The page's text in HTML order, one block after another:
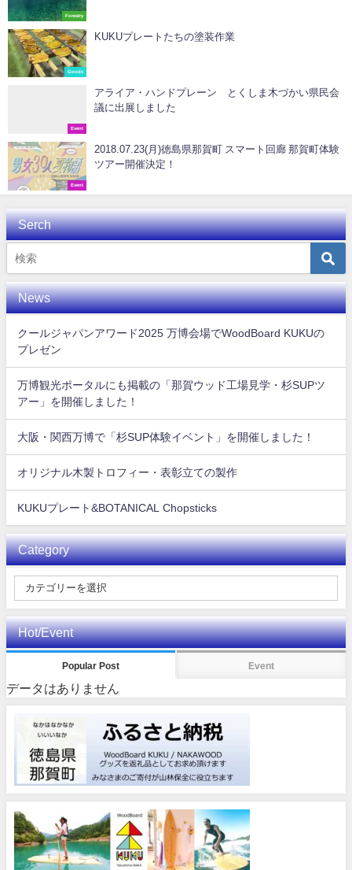
Forestry
Goods
KUKUプレートたちの塗装作業
Event
アライア・ハンドプレーン とくしま木づかい県民会
議に出展しました
Event
2018.07.23(月)徳島県那賀町 スマート回廊 那賀町体験
ツアー開催決定！
Serch
News
クールジャパンアワード2025 万博会場でWoodBoard KUKUの
プレゼン
万博観光ポータルにも掲載の「那賀ウッド工場見学・杉SUPツ
アー」を開催しました！
大阪・関西万博で「杉SUP体験イベント」を開催しました！
オリジナル木製トロフィー・表彰立ての製作
KUKUプレート&BOTANICAL Chopsticks
Category
Hot/Event
Popular Post Event
データはありません